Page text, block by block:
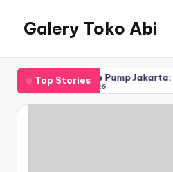
Galery Toko Abi
Top Stories
Fire Pump Jakarta: Jasa